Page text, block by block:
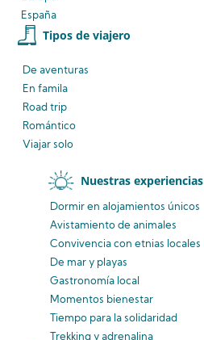
España
Tipos de viajero
De aventuras
En famila
Road trip
Romántico
Viajar solo
Nuestras experiencias
Dormir en alojamientos únicos
Avistamientode animales
Convivenciacon etnias locales
De mar y playas
Gastronomía local
Momentos bienestar
Tiempo para la solidaridad
Trekking y adrenalina